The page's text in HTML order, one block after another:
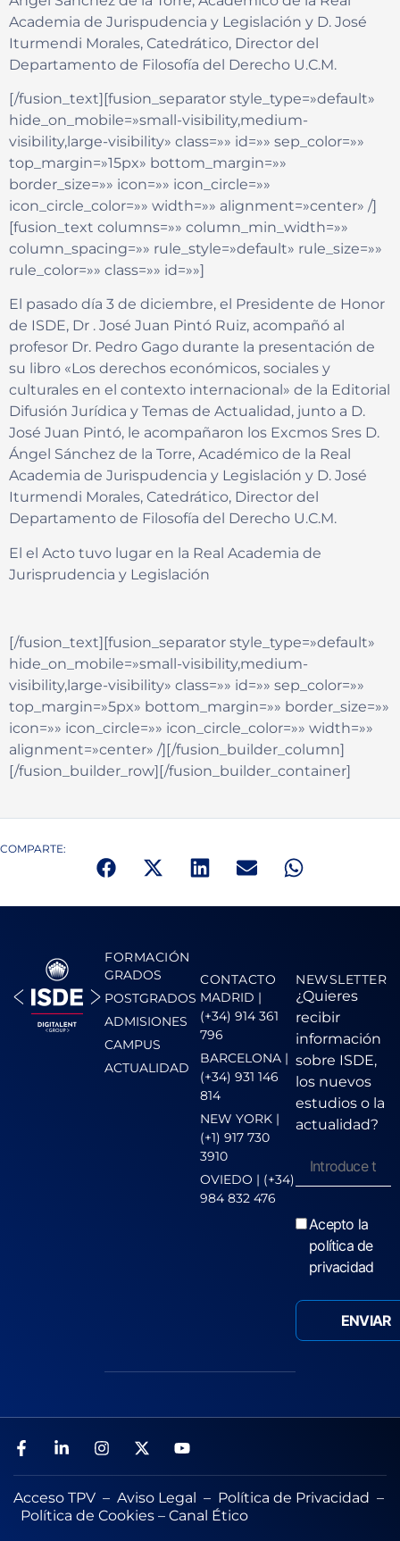
Academia de Jurispudencia y Legislación y D. José
Iturmendi Morales, Catedrático, Director del
Departamento de Filosofía del Derecho U.C.M.
[/fusion_text][fusion_separator style_type=»default»
hide_on_mobile=»small-visibility,medium-
visibility,large-visibility» class=»» id=»» sep_color=»»
top_margin=»15px» bottom_margin=»»
border_size=»» icon=»» icon_circle=»»
icon_circle_color=»» width=»» alignment=»center» /]
[fusion_text columns=»» column_min_width=»»
column_spacing=»» rule_style=»default» rule_size=»»
rule_color=»» class=»» id=»»]
El pasado día 3 de diciembre, el Presidente de Honor
de ISDE, Dr . José Juan Pintó Ruiz, acompañó al
profesor Dr. Pedro Gago durante la presentación de
su libro «Los derechos económicos, sociales y
culturales en el contexto internacional» de la Editorial
Difusión Jurídica y Temas de Actualidad, junto a D.
José Juan Pintó, le acompañaron los Excmos Sres D.
Ángel Sánchez de la Torre, Académico de la Real
Academia de Jurispudencia y Legislación y D. José
Iturmendi Morales, Catedrático, Director del
Departamento de Filosofía del Derecho U.C.M.
El el Acto tuvo lugar en la Real Academia de
Jurisprudencia y Legislación
[/fusion_text][fusion_separator style_type=»default»
hide_on_mobile=»small-visibility,medium-
visibility,large-visibility» class=»» id=»» sep_color=»»
top_margin=»5px» bottom_margin=»» border_size=»»
icon=»» icon_circle=»» icon_circle_color=»» width=»»
alignment=»center» /][/fusion_builder_column]
[/fusion_builder_row][/fusion_builder_container]
COMPARTE:
FORMACIÓN
GRADOS
POSTGRADOS
ADMISIONES
CAMPUS
ACTUALIDAD
CONTACTO
MADRID |
(+34) 914 361
796
BARCELONA |
(+34) 931 146
814
NEW YORK |
(+1) 917 730
3910
OVIEDO | (+34)
984 832 476
NEWSLETTER
¿Quieres
recibir
información
sobre ISDE,
los nuevos
estudios o la
actualidad?
Acepto la
política de
privacidad
Acceso TPV – Aviso Legal – Política de Privacidad –
Política de Cookies – Canal Ético